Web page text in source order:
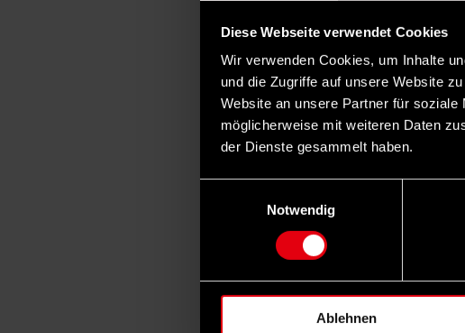
Diese Webseite verwendet Cookies
Wir verwenden Cookies, um Inhalte
und die Zugriffe auf unsere Website
Website an unsere Partner für soziale
möglicherweise mit weiteren Daten
der Dienste gesammelt haben.
Notwendig
Ablehnen